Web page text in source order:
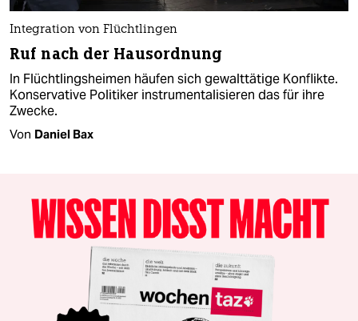
Integration von Flüchtlingen
Ruf nach der Hausordnung
In Flüchtlingsheimen häufen sich gewalttätige Konflikte.
Konservative Politiker instrumentalisieren das für ihre
Zwecke.
Von Daniel Bax